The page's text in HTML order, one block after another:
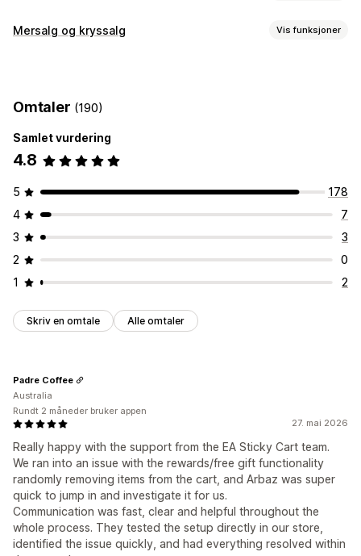
Handlekurv-visning
Festet handlekurv
Mersalg
Produktanbefalinger
Kjøpes ofte sammen
Innløsning av belønninger
Kassetilpasning
Tilpassede merknader Donasjoner Automatiske rabatter
Betalingsmåteregler
Skjul hurtigkasse
Mersalg og kryssalg Vis funksjoner
Mersalg på produktside
Tilleggsprogrammer med ett klikk
Handlekurvskuff
Multivaluta Flere språk Tilpassede regler
Tilbud og anbefalinger
Fraktbeskyttelse
Tilleggsprogrammer for produkter Produktanbefalinger
Kjøpes ofte sammen Kvantumsrabatter Volumrabatter
Rabatter på flere nivåer KI-anbefalinger
Prioritert behandling
«Klikk videre»-rater
Optimaliseringsforslag
Omtaler (190)
Samlet vurdering
4.8
5
178
4
7
3
3
2
0
1
2
Skriv en omtale Alle omtaler
27. mai 2026
Really happy with the support from the EA Sticky Cart team.
We ran into an issue with the rewards/free gift functionality
randomly removing items from the cart, and Arbaz was super
quick to jump in and investigate it for us.
Communication was fast, clear and helpful throughout the
whole process. They tested the setup directly in our store,
identified the issue quickly, and had everything resolved within
Padre Coffee
Australia
Rundt 2 måneder bruker appen